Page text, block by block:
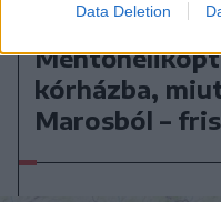
Data Deletion
2026. augusztus 06.,
kórházba,
Marosból –